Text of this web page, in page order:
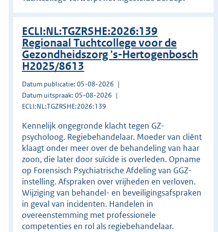
ECLI:NL:TGZRSHE:2026:139
Regionaal Tuchtcollege voor de
Gezondheidszorg 's-Hertogenbosch
H2025/8613
Datum publicatie: 05-08-2026
Datum uitspraak: 05-08-2026
ECLI:NL:TGZRSHE:2026:139
Kennelijk ongegronde klacht tegen GZ-
psycholoog. Regiebehandelaar. Moeder van cliënt
klaagt onder meer over de behandeling van haar
zoon, die later door suïcide is overleden. Opname
op Forensisch Psychiatrische Afdeling van GGZ-
instelling. Afspraken over vrijheden en verloven.
Wijziging van behandel- en beveiligingsafspraken
in geval van incidenten. Handelen in
overeenstemming met professionele
competenties en rol als regiebehandelaar.